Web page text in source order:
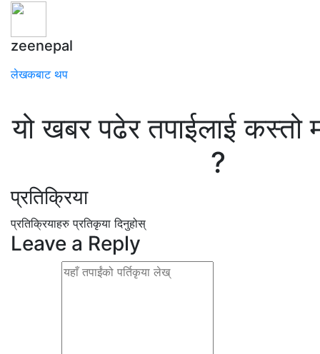
zeenepal
लेखकबाट थप
यो खबर पढेर तपाईलाई कस्तो
?
प्रतिक्रिया
प्रतिक्रियाहरुप्रतिकृया दिनुहोस्
Leave a Reply